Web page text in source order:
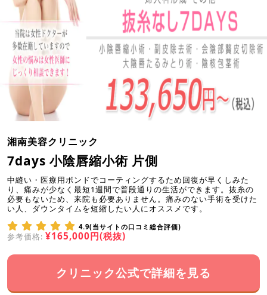
湘南美容クリニック
7days 小陰唇縮小術 片側
中縫い・医療用ボンドでコーティングするため回復が早くしみた
り、痛みが少なく最短1週間で普段通りの生活ができます。抜糸の
必要もないため、来院も必要ありません。痛みのない手術を受けた
い人、ダウンタイムを短縮したい人にオススメです。
4.9(当サイトの口コミ総合評価)
参考価格: ¥165,000円(税抜)
クリニック公式で詳細を見る